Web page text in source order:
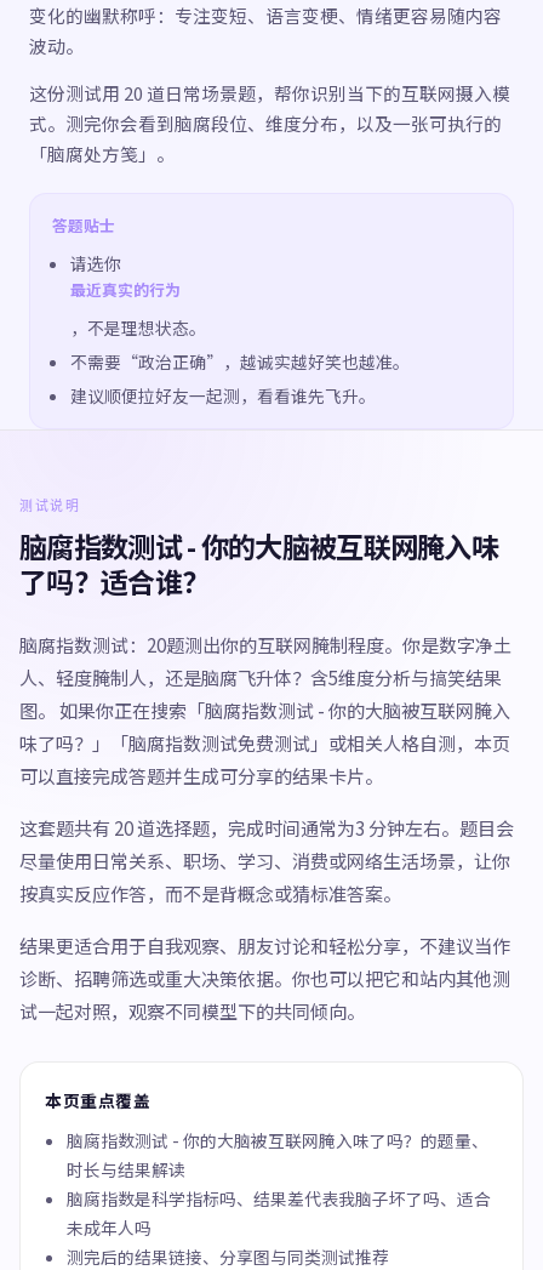
变化的幽默称呼：专注变短、语言变梗、情绪更容易随内容
波动。
这份测试用 20 道日常场景题，帮你识别当下的互联网摄入模
式。测完你会看到脑腐段位、维度分布，以及一张可执行的
「脑腐处方笺」。
答题贴士
请选你
最近真实的行为
，不是理想状态。
不需要“政治正确”，越诚实越好笑也越准。
建议顺便拉好友一起测，看看谁先飞升。
测试说明
脑腐指数测试 - 你的大脑被互联网腌入味
了吗？适合谁？
脑腐指数测试：20题测出你的互联网腌制程度。你是数字净土
人、轻度腌制人，还是脑腐飞升体？含5维度分析与搞笑结果
图。 如果你正在搜索「脑腐指数测试 - 你的大脑被互联网腌入
味了吗？」「脑腐指数测试免费测试」或相关人格自测，本页
可以直接完成答题并生成可分享的结果卡片。
这套题共有 20 道选择题，完成时间通常为3 分钟左右。题目会
尽量使用日常关系、职场、学习、消费或网络生活场景，让你
按真实反应作答，而不是背概念或猜标准答案。
结果更适合用于自我观察、朋友讨论和轻松分享，不建议当作
诊断、招聘筛选或重大决策依据。你也可以把它和站内其他测
试一起对照，观察不同模型下的共同倾向。
本页重点覆盖
脑腐指数测试 - 你的大脑被互联网腌入味了吗？的题量、
时长与结果解读
脑腐指数是科学指标吗、结果差代表我脑子坏了吗、适合
未成年人吗
测完后的结果链接、分享图与同类测试推荐